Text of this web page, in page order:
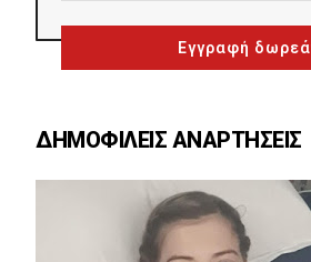
ΔΗΜΟΦΙΛΕΙΣ ΑΝΑΡΤΗΣΕΙΣ